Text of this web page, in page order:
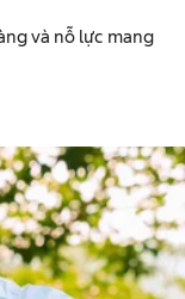
và nỗ lực mang